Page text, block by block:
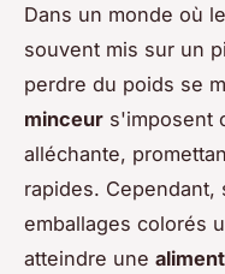
Dans un monde où
souvent mis sur un
perdre du poids se
minceur s'imposent
alléchante,
rapides.
emballages colorés
atteindre une